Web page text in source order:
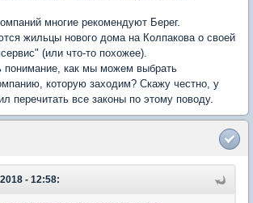
многие рекомендуют Берег.
жильцы нового дома на Колпакова о своей
(или что-то похожее).
понимание, как мы можем выбрать
которую заходим? Скажу честно, у
перечитать все законы по этому поводу.
- 12:58: